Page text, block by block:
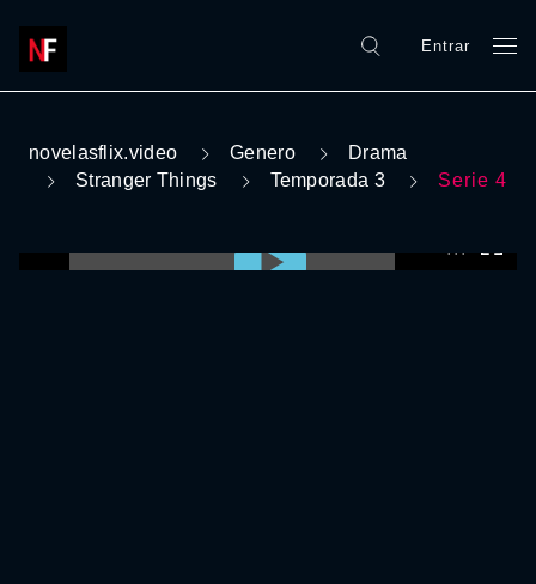
Entrar
novelasflix.video Genero
Drama
Stranger Things
Temporada 3 Serie 4